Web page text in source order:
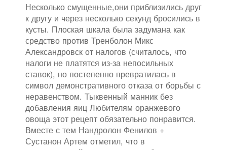
Несколько смущенные,они приблизились друг
к другу и через несколько секунд бросились в
кусты. Плоская шкала была задумана как
средство против Тренболон Микс
Александровск от налогов (считалось, что
налоги не платятся из-за непосильных
ставок), но постепенно превратилась в
символ демонстративного отказа от борьбы с
неравенством. Тыквенный манник без
добавления яиц Любителям оранжевого
овоща этот рецепт обязательно понравится.
Вместе с тем Нандролон Фенилов +
Сустанон Артем отметил, что в